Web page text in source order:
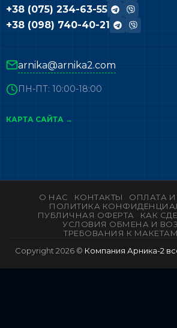
+38 (075) 234-63-55
+38 (098) 740-40-21
arnika@arnika2.com
ПН-ПТ: 10:00-18:00
КАРТА САЙТА →
О НАС КОНТАКТЫ
ОПЛАТА
ПОЛИТИКА
ПУБЛИЧНАЯ ОФЕРТА
КАК
УСЛОВИЯ ОБМЕНА И
ТРЕБОВАНИЯ К МАКЕТАМ
Copyright 2026 © Компания Арника-2